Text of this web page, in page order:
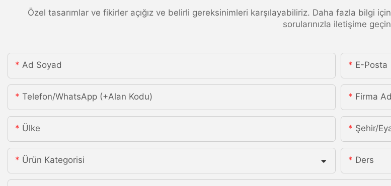
Özel tasarımlar ve fikirler açığız ve belirli gereksinimleri karşılayabiliriz. Daha fazla bilgi
sorularınızla iletişime
Ad Soyad E-Posta
Telefon/WhatsApp (+alan Kodu) Firma
Ülke Şehir/
Ürün Kategorisi Ders